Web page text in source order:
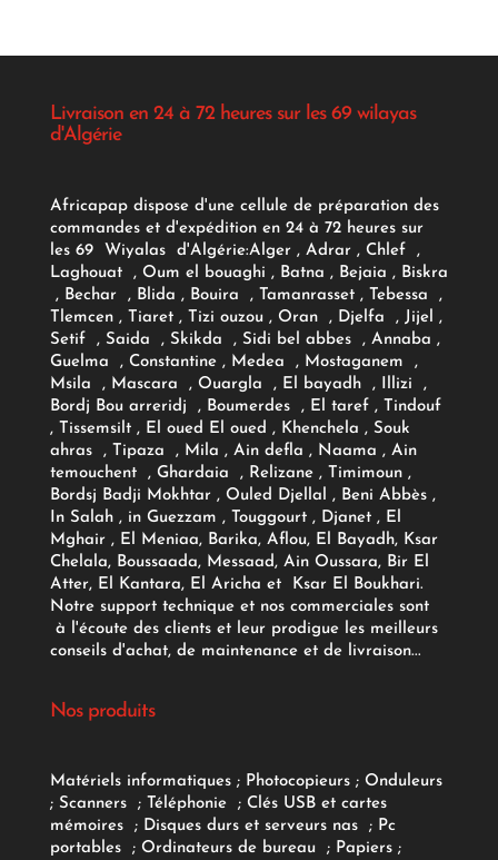
Livraison en 24 à 72 heures sur les 69 wilayas
d'Algérie
Africapap dispose d'une cellule de préparation des
commandes et d'expédition en 24 à 72 heures sur
les 69 Wiyalas d'Algérie:Alger , Adrar, Chlef ,
Laghouat , Oum el bouaghi , Batna , Bejaia , Biskra
, Bechar , Blida , Bouira , Tamanrasset , Tebessa ,
Tlemcen , Tiaret , Tizi ouzou , Oran , Djelfa , Jijel ,
Setif , Saida , Skikda , Sidi bel abbes , Annaba ,
Guelma , Constantine , Medea , Mostaganem ,
Msila , Mascara , Ouargla , El bayadh , Illizi ,
Bordj Bou arreridj , Boumerdes , El taref , Tindouf
, Tissemsilt , El oued El oued , Khenchela , Souk
ahras , Tipaza , Mila , Ain defla , Naama , Ain
temouchent , Ghardaia , Relizane , Timimoun ,
Bordsj Badji Mokhtar , Ouled Djellal , Beni Abbès ,
In Salah , in Guezzam , Touggourt , Djanet , El
Mghair , El Meniaa, Barika, Aflou, El Bayadh, Ksar
Chelala, Boussaada, Messaad, Ain Oussara, Bir El
Atter, El Kantara, El Aricha et Ksar El Boukhari.
Notre support technique et nos commerciales sont
à l'écoute des clients et leur prodigue les meilleurs
conseils d'achat, de maintenance et de livraison...
Nos produits
Matériels informatiques; Photocopieurs; Onduleurs
; Scanners ; Téléphonie ; Clés USB et cartes
mémoires
; Disques durs et serveurs nas ; Pc
portables
; Ordinateurs de bureau ; Papiers;